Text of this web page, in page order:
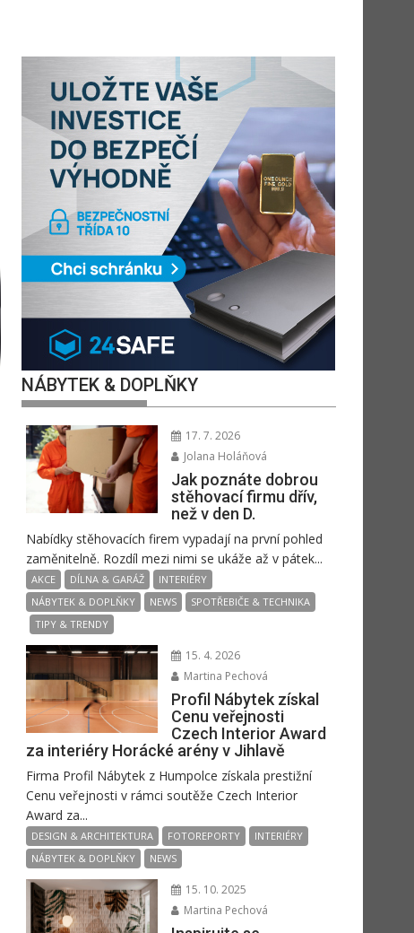
NÁBYTEK & DOPLŇKY
17. 7. 2026
Jolana Holáňová
Jak poznáte dobrou
stěhovací firmu dřív,
než v den D.
Nabídky stěhovacích firem vypadají na první pohled
zaměnitelně. Rozdíl mezi nimi se ukáže až v pátek...
AKCE DÍLNA & GARÁŽ
INTERIÉRY
NÁBYTEK & DOPLŇKY
NEWS
SPOTŘEBIČE & TECHNIKA
TIPY & TRENDY
15. 4. 2026
Martina Pechová
Profil Nábytek získal
Cenu veřejnosti
Czech Interior Award
za interiéry Horácké arény v Jihlavě
Firma Profil Nábytek z Humpolce získala prestižní
Cenu veřejnosti v rámci soutěže Czech Interior
Award za...
DESIGN & ARCHITEKTURA FOTOREPORTY
INTERIÉRY
NÁBYTEK & DOPLŇKY
NEWS
15. 10. 2025
Martina Pechová